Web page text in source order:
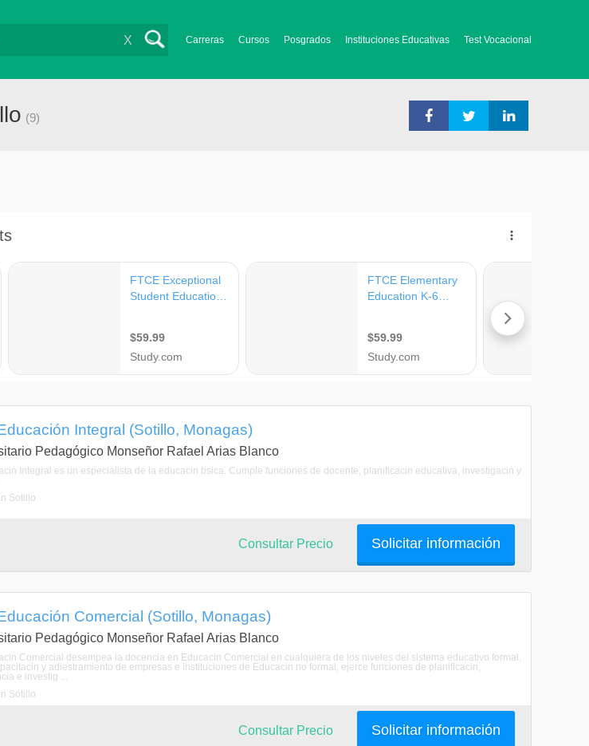
Carreras Cursos Posgrados Instituciones Educativas Test Vocacional
X
(9)
Integral (Sotillo, Monagas)
Pedagógico Monseñor Rafael Arias Blanco
Integral es un especialista de la educacin bsica. Cumple funciones de docente, planificacin educativa, investigacin y
Sotillo
Solicitar información
Consultar Precio
Comercial (Sotillo, Monagas)
Pedagógico Monseñor Rafael Arias Blanco
Comercial desempea la docencia en Educacin Comercial en cualquiera de los niveles del sistema educativo formal,
y adiestramiento de empresas e instituciones de Educacin no formal, ejerce funciones de planificacin,
e investig ...
Sotillo
Solicitar información
Consultar Precio